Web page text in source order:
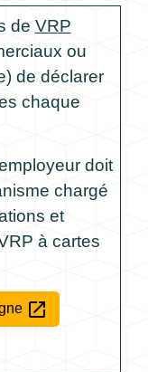
de VRP
ou
de déclarer
chaque
doit
chargé
et
à cartes
open_in_new